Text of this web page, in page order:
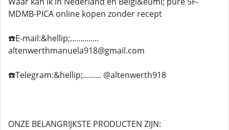
MDMB-PICA online kopen zonder recept
☎️E-mail:&hellip;..............
altenwerthmanuela918@gmail.com
☎️Telegram:&hellip;......... @altenwerth918
ONZE BELANGRIJKSTE PRODUCTEN ZIJN: